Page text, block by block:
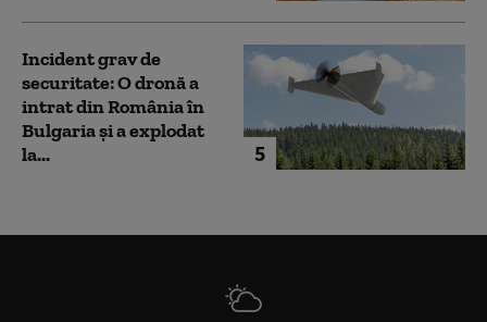
5
Incident grav de
securitate: O dronă a
intrat din România în
Bulgaria şi a explodat
la...